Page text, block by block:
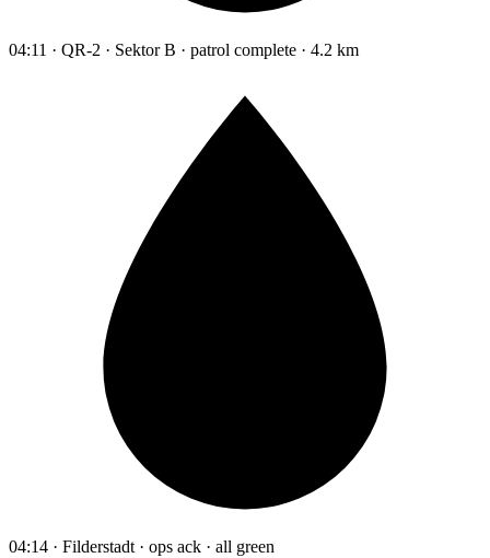
04:11 · QR-2 · Sektor B · patrol complete · 4.2 km
04:14 · Filderstadt · ops ack · all green